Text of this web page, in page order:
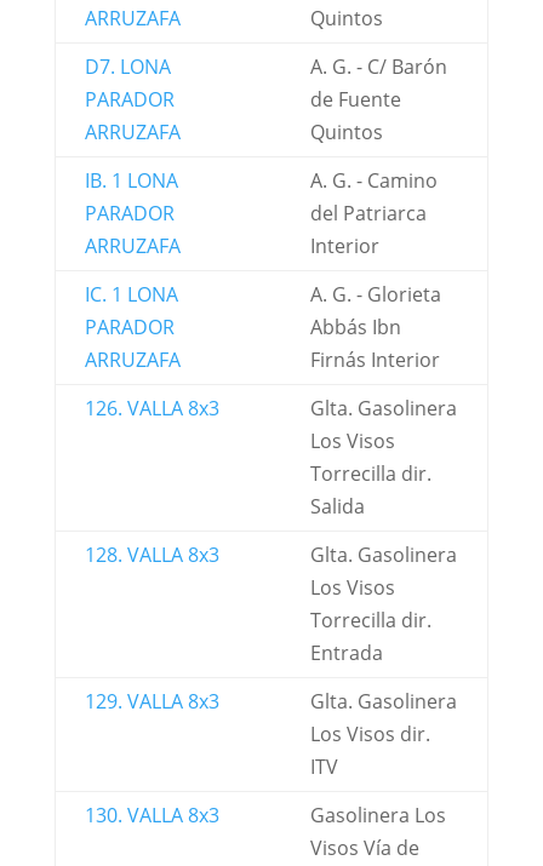
ARRUZAFA
Quintos
D7. LONA
PARADOR
ARRUZAFA
A. G. - C/ Barón
de Fuente
Quintos
IB. 1 LONA
PARADOR
ARRUZAFA
A. G. - Camino
del Patriarca
Interior
IC. 1 LONA
PARADOR
ARRUZAFA
A. G. - Glorieta
Abbás Ibn
Firnás Interior
126. VALLA 8x3
Glta. Gasolinera
Los Visos
Torrecilla dir.
Salida
128. VALLA 8x3
Glta. Gasolinera
Los Visos
Torrecilla dir.
Entrada
129. VALLA 8x3
Glta. Gasolinera
Los Visos dir.
ITV
130. VALLA 8x3
Gasolinera Los
Visos Vía de